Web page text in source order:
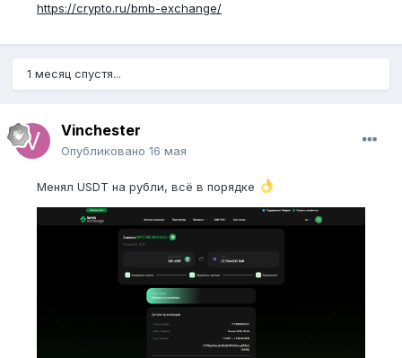
https://crypto.ru/bmb-exchange/
1 месяц спустя...
Vinchester
Опубликовано 16 мая
Менял USDT на рубли, всё в порядке